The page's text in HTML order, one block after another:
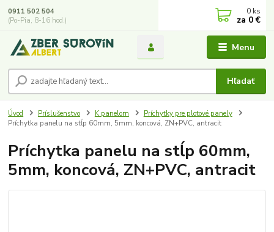
Menu
Hľadať
0911 502 504
(Po-Pia, 8-16 hod.)
0 ks
za 0 €
Úvod Príslušenstvo K panelom
Príchytky pre plotové panely
Príchytka panelu na stĺp 60mm, 5mm, koncová, ZN+PVC, antracit
Príchytka panelu na stĺp 60mm,
5mm, koncová, ZN+PVC, antracit